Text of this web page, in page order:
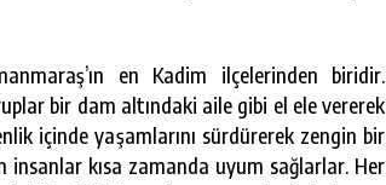
en Kadim ilçelerinden biridir.
bir dam altındaki aile gibi el ele vererek
içinde yaşamlarını sürdürerek zengin bir
insanlar kısa zamanda uyum sağlarlar. Her
BÜYÜKŞEHIR’DEN PAZARCIK